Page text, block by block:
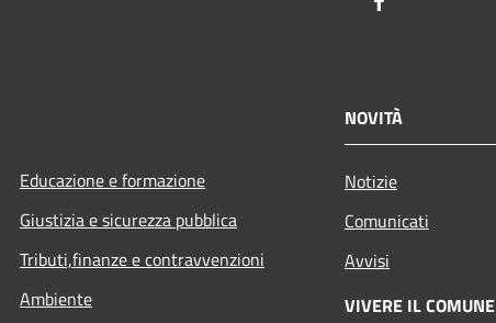
Educazione e formazione
Giustizia e sicurezza pubblica
Tributi,finanze e contravvenzioni
Ambiente
NOVITÀ
Notizie
Comunicati
Avvisi
VIVERE IL COMUNE